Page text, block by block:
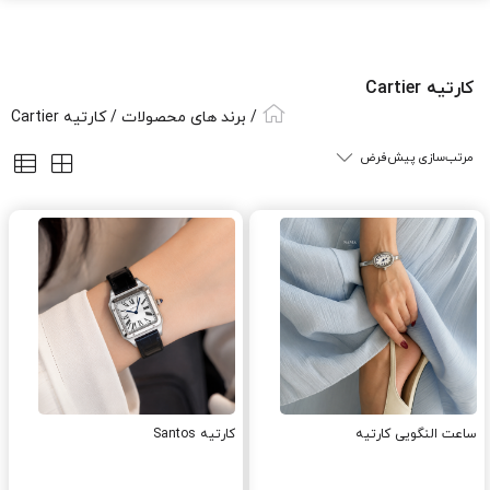
کارتیه Cartier
/ برند های محصولات / کارتیه Cartier
ساعت النگویی کارتیه کارتیه Santos